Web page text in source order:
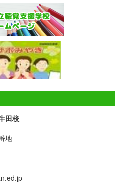
田校
地